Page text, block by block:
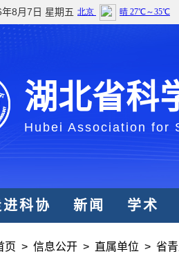
8月7日 星期五
湖北省科
Hubei Association for
进科协 新闻 学术
页 > 信息公开 > 直属单位 > 省